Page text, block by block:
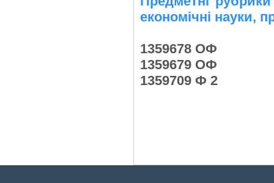
економічні науки,
1359678 ОФ
1359679 ОФ
1359709 Ф 2